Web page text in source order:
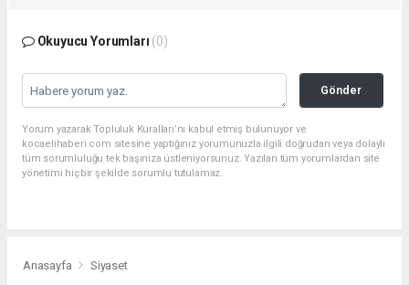
Okuyucu Yorumları (0)
Gönder
Yorum yazarak Topluluk Kuralları’nı kabul etmiş bulunuyor ve
kocaelihaberi.com sitesine yaptığınız yorumunuzla ilgili doğrudan veya dolaylı
tüm sorumluluğu tek başınıza üstleniyorsunuz. Yazılan tüm yorumlardan site
yönetimi hiçbir şekilde sorumlu tutulamaz.
Anasayfa Siyaset